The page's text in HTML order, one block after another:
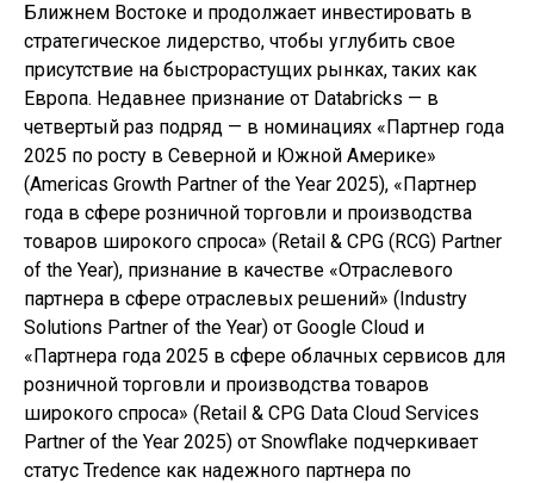
Ближнем Востоке и продолжает инвестировать в
стратегическое лидерство, чтобы углубить свое
присутствие на быстрорастущих рынках, таких как
Европа. Недавнее признание от Databricks — в
четвертый раз подряд — в номинациях «Партнер года
2025 по росту в Северной и Южной Америке»
(Americas Growth Partner of the Year 2025), «Партнер
года в сфере розничной торговли и производства
товаров широкого спроса» (Retail & CPG (RCG) Partner
of the Year), признание в качестве «Отраслевого
партнера в сфере отраслевых решений» (Industry
Solutions Partner of the Year) от Google Cloud и
«Партнера года 2025 в сфере облачных сервисов для
розничной торговли и производства товаров
широкого спроса» (Retail & CPG Data Cloud Services
Partner of the Year 2025) от Snowflake подчеркивает
статус Tredence как надежного партнера по